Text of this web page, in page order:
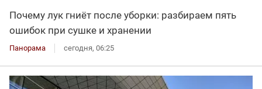
Почему лук гниёт после уборки: разбираем пять
ошибок при сушке и хранении
Панорама сегодня, 06:25